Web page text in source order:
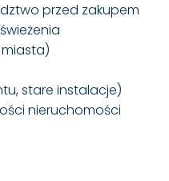
przed zakupem
stare instalacje)
nieruchomości